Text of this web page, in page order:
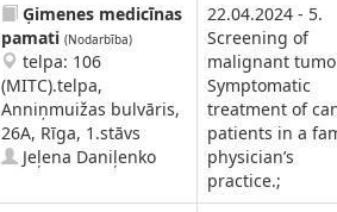
Ģimenes medicīnas
pamati (Nodarbība)
telpa: 106
(MITC).telpa,
Anniņmuižas bulvāris,
26A, Rīga, 1.stāvs
Jeļena Daniļenko
22.04.2024 - 5.
Screening of
malignant
Symptomatic
treatment of
patients in a
physician’s
practice.;